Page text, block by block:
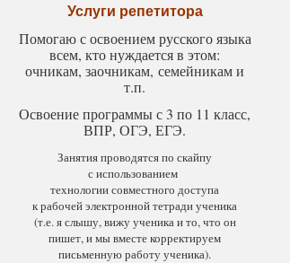
Услуги репетитора
Помогаю с освоением русского языка
всем, кто нуждается в этом:
очникам, заочникам, семейникам и
т.п.
Освоение программы с 3 по 11 класс,
ВПР, ОГЭ, ЕГЭ.
Занятия проводятся по скайпу
с использованием
технологии совместного доступа
к рабочей электронной тетради ученика
(т.е. я слышу, вижу ученика и то, что он
пишет, и мы вместе корректируем
письменную работу ученика).